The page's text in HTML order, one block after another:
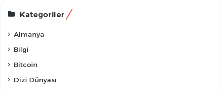
Kategoriler
Almanya
Bilgi
Bitcoin
Dizi Dünyası